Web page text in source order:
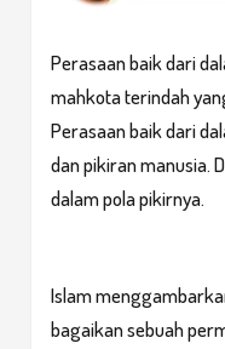
Perasaan baik dari
mahkota terindah
Perasaan baik dari
dan pikiran manusia.
dalam pola pikirnya.
Islam
bagaikan sebuah